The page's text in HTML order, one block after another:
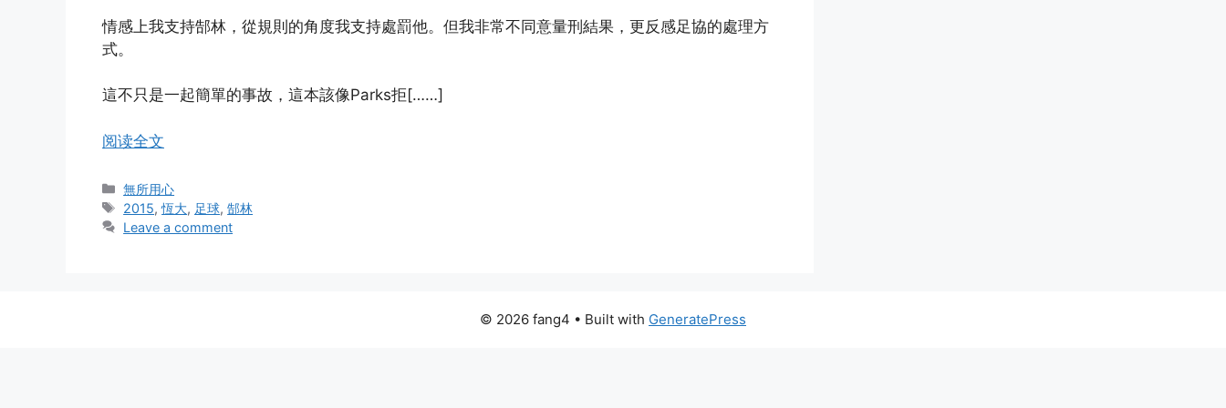
情感上我支持郜林，從規則的角度我支持處罰他。但我非常不同意量刑結果，更反感足協的處理方
式。
這不只是一起簡單的事故，這本該像Parks拒[……]
阅读全文
Categories
無所用心
Tags
2015,恆大, 足球,郜林
Leave a comment
© 2026 fang4 • Built with GeneratePress